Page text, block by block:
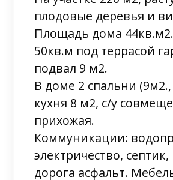
плодовые деревья и
Площадь дома 44кв.м2.
50кв.м под террасой
подвал 9 м2.
В доме 2 спальни
кухня 8 м2, с/у
прихожая.
Коммуникации:
электричество,
дорога асфальт.